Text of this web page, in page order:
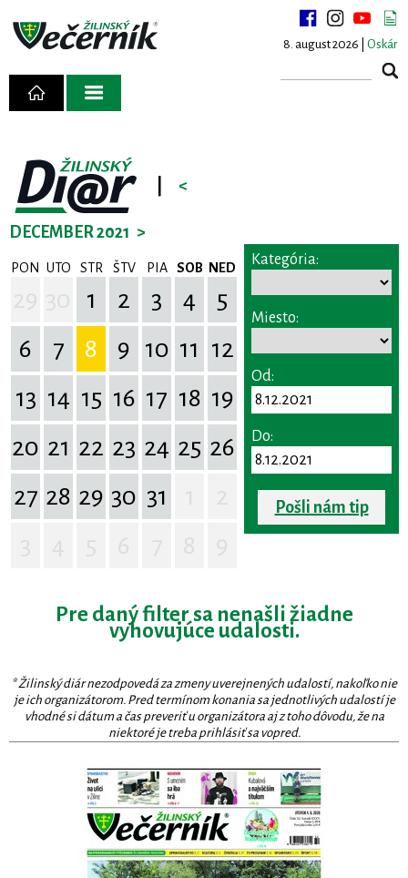
8. august 2026 | Oskár
<
DECEMBER 2021 >
PON UTO STR ŠTV PIA SOB NED
1 2 3 4
5
6
7 8 9 10 11 12
13 14 15 16 17 18 19
20 21 22 23 24 25 26
27 28 29 30 31
Kategória:
Miesto:
Od:
Do:
Pošli nám tip
Pre daný filter sa nenašli žiadne
vyhovujúce udalosti.
* Žilinský diár nezodpovedá za zmeny uverejnených udalostí, nakoľko nie
je ich organizátorom. Pred termínom konania sa jednotlivých udalostí je
vhodné si dátum a čas preveriť u organizátora aj z toho dôvodu, že na
niektoré je treba prihlásiť sa vopred.